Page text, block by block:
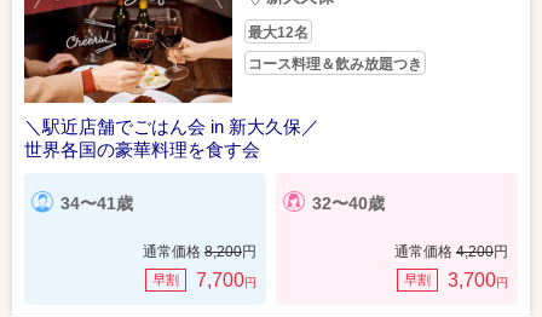
最大12名
コース料理＆飲み放題つき
＼駅近店舗でごはん会 in 新大久保／
世界各国の豪華料理を食す会
34〜41歳
通常価格 8,200円
早割 7,700円
32〜40歳
通常価格 4,200円
早割 3,700円